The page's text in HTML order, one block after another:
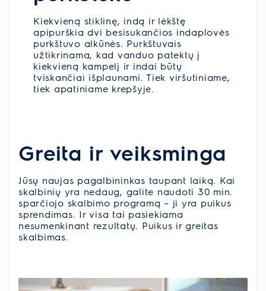
Kiekvieną stiklinę, indą ir lėkštę
apipurškia dvi besisukančios indaplovės
purkštuvo alkūnės. Purkštuvais
užtikrinama, kad vanduo patektų į
kiekvieną kampelį ir indai būtų
tviskančiai išplaunami. Tiek viršutiniame,
tiek apatiniame krepšyje.
Greita ir veiksminga
Jūsų naujas pagalbininkas taupant laiką. Kai
skalbinių yra nedaug, galite naudoti 30 min.
sparčiojo skalbimo programą – ji yra puikus
sprendimas. Ir visa tai pasiekiama
nesumenkinant rezultatų. Puikus ir greitas
skalbimas.